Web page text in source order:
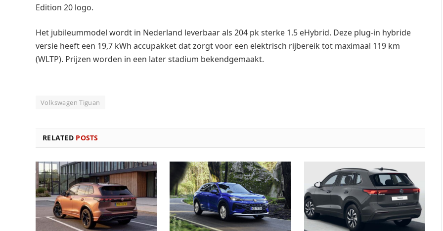
Edition 20 logo.
Het jubileummodel wordt in Nederland leverbaar als 204 pk sterke 1.5 eHybrid. Deze plug-in hybride
versie heeft een 19,7 kWh accupakket dat zorgt voor een elektrisch rijbereik tot maximaal 119 km
(WLTP). Prijzen worden in een later stadium bekendgemaakt.
Volkswagen Tiguan
RELATED POSTS